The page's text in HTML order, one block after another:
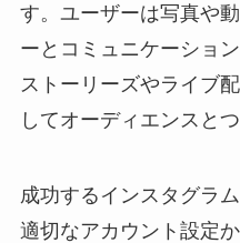
す。ユーザーは写真や
ーとコミュニケーショ
ストーリーズやライブ
してオーディエンスと
成功するインスタグラ
適切なアカウント設定